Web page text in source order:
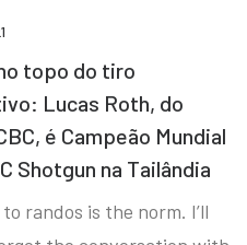
topo do tiro
Lucas Roth, do
é Campeão Mundial
Shotgun na Tailândia
randos is the norm. I’ll